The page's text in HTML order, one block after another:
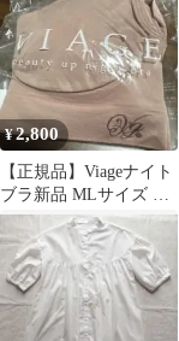
¥2,800
【正規品】Viageナイト
ブラ新品 MLサイズ ヌ
ードピンク